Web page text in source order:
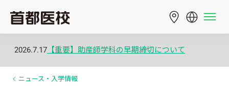
2026.7.17 【重要】助産師学科の早期締切について
ニュース・入学情報